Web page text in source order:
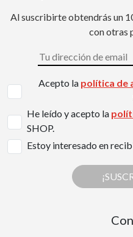
Al suscribirte obtendrás un
con otras
Acepto la política de
He leído y acepto la
SHOP.
Estoy interesado en